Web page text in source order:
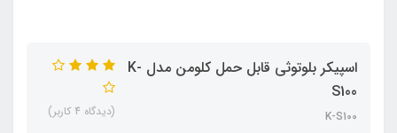
اسپیکر بلوتوثی قابل حمل کلومن مدل K-
S100
K-S100 (دیدگاه 4 کاربر)